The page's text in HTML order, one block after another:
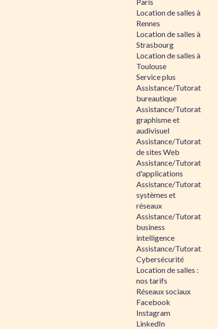
Location de salles à
Rennes
Location de salles à
Strasbourg
Location de salles à
Toulouse
Service plus
Assistance/Tutorat
bureautique
Assistance/Tutorat
graphisme et
audivisuel
Assistance/Tutorat
de sites Web
Assistance/Tutorat
d'applications
Assistance/Tutorat
systèmes et
réseaux
Assistance/Tutorat
business
intelligence
Assistance/Tutorat
Cybersécurité
Location de salles :
nos tarifs
Réseaux sociaux
Facebook
Instagram
LinkedIn